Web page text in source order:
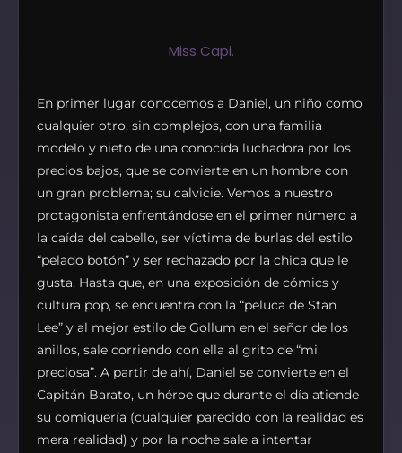
Miss Capi.
En primer lugar conocemos a Daniel, un niño como
cualquier otro, sin complejos, con una familia
modelo y nieto de una conocida luchadora por los
precios bajos, que se convierte en un hombre con
un gran problema; su calvicie. Vemos a nuestro
protagonista enfrentándose en el primer número a
la caída del cabello, ser víctima de burlas del estilo
“pelado botón” y ser rechazado por la chica que le
gusta. Hasta que, en una exposición de cómics y
cultura pop, se encuentra con la “peluca de Stan
Lee” y al mejor estilo de Gollum en el señor de los
anillos, sale corriendo con ella al grito de “mi
preciosa”. A partir de ahí, Daniel se convierte en el
Capitán Barato, un héroe que durante el día atiende
su comiquería (cualquier parecido con la realidad es
mera realidad) y por la noche sale a intentar